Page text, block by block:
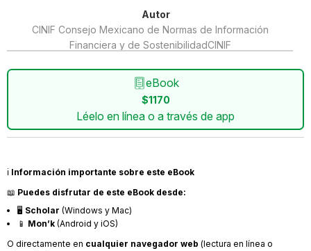
Autor
CINIF Consejo Mexicano de Normas de Información
Financiera y de SostenibilidadCINIF
eBook
$1170
Léelo en línea o a través de app
ℹ️ Información importante sobre este eBook
📖 Puedes disfrutar de este eBook desde:
🖥️ Scholar (Windows y Mac)
📱 Mon’k (Android y iOS)
O directamente en cualquier navegador web (lectura en línea o